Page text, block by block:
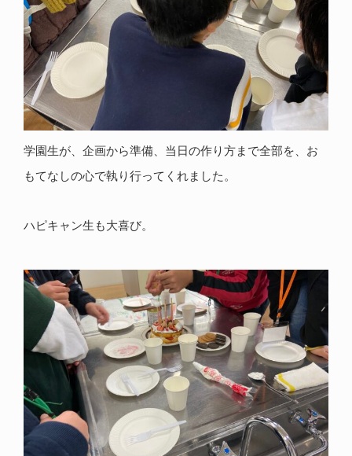
学園生が、企画から準備、当日の作り方まで全部を、お
もてなしの心で執り行ってくれました。
ハピキャン生も大喜び。